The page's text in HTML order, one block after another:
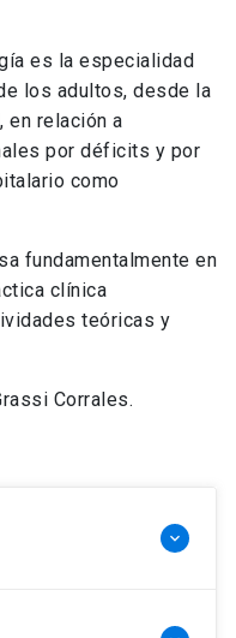
es la especialidad
los adultos, desde la
en relación a
por déficits y por
como
fundamentalmente en
clínica
teóricas y
Corrales.
keyboard_arrow_down
del Programa serán